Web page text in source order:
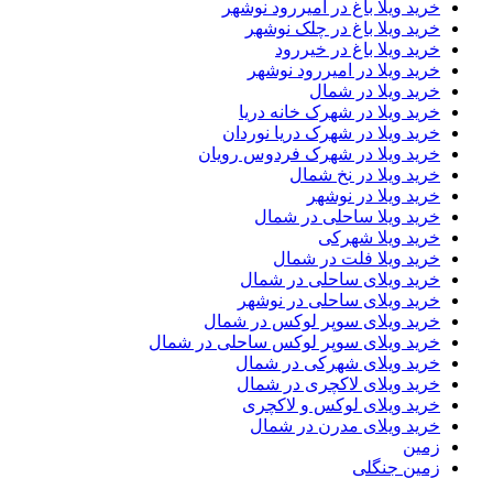
خرید ویلا باغ در امیررود نوشهر
خرید ویلا باغ در چلک نوشهر
خرید ویلا باغ در خیررود
خرید ویلا در امیررود نوشهر
خرید ویلا در شمال
خرید ویلا در شهرک خانه دریا
خرید ویلا در شهرک دریا نوردان
خرید ویلا در شهرک فردوس رویان
خرید ویلا در نخ شمال
خرید ویلا در نوشهر
خرید ویلا ساحلی در شمال
خرید ویلا شهرکی
خرید ویلا فلت در شمال
خرید ویلای ساحلی در شمال
خرید ویلای ساحلی در نوشهر
خرید ویلای سوپر لوکس در شمال
خرید ویلای سوپر لوکس ساحلی در شمال
خرید ویلای شهرکی در شمال
خرید ویلای لاکچری در شمال
خرید ویلای لوکس و لاکچری
خرید ویلای مدرن در شمال
زمین
زمین جنگلی